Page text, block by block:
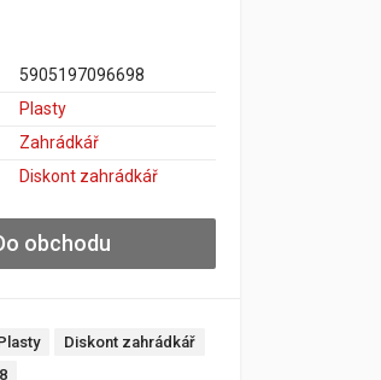
5905197096698
Plasty
Zahrádkář
Diskont zahrádkář
obchodu
Diskont zahrádkář